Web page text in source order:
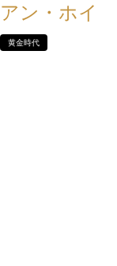
アン・ホイ
黄金時代